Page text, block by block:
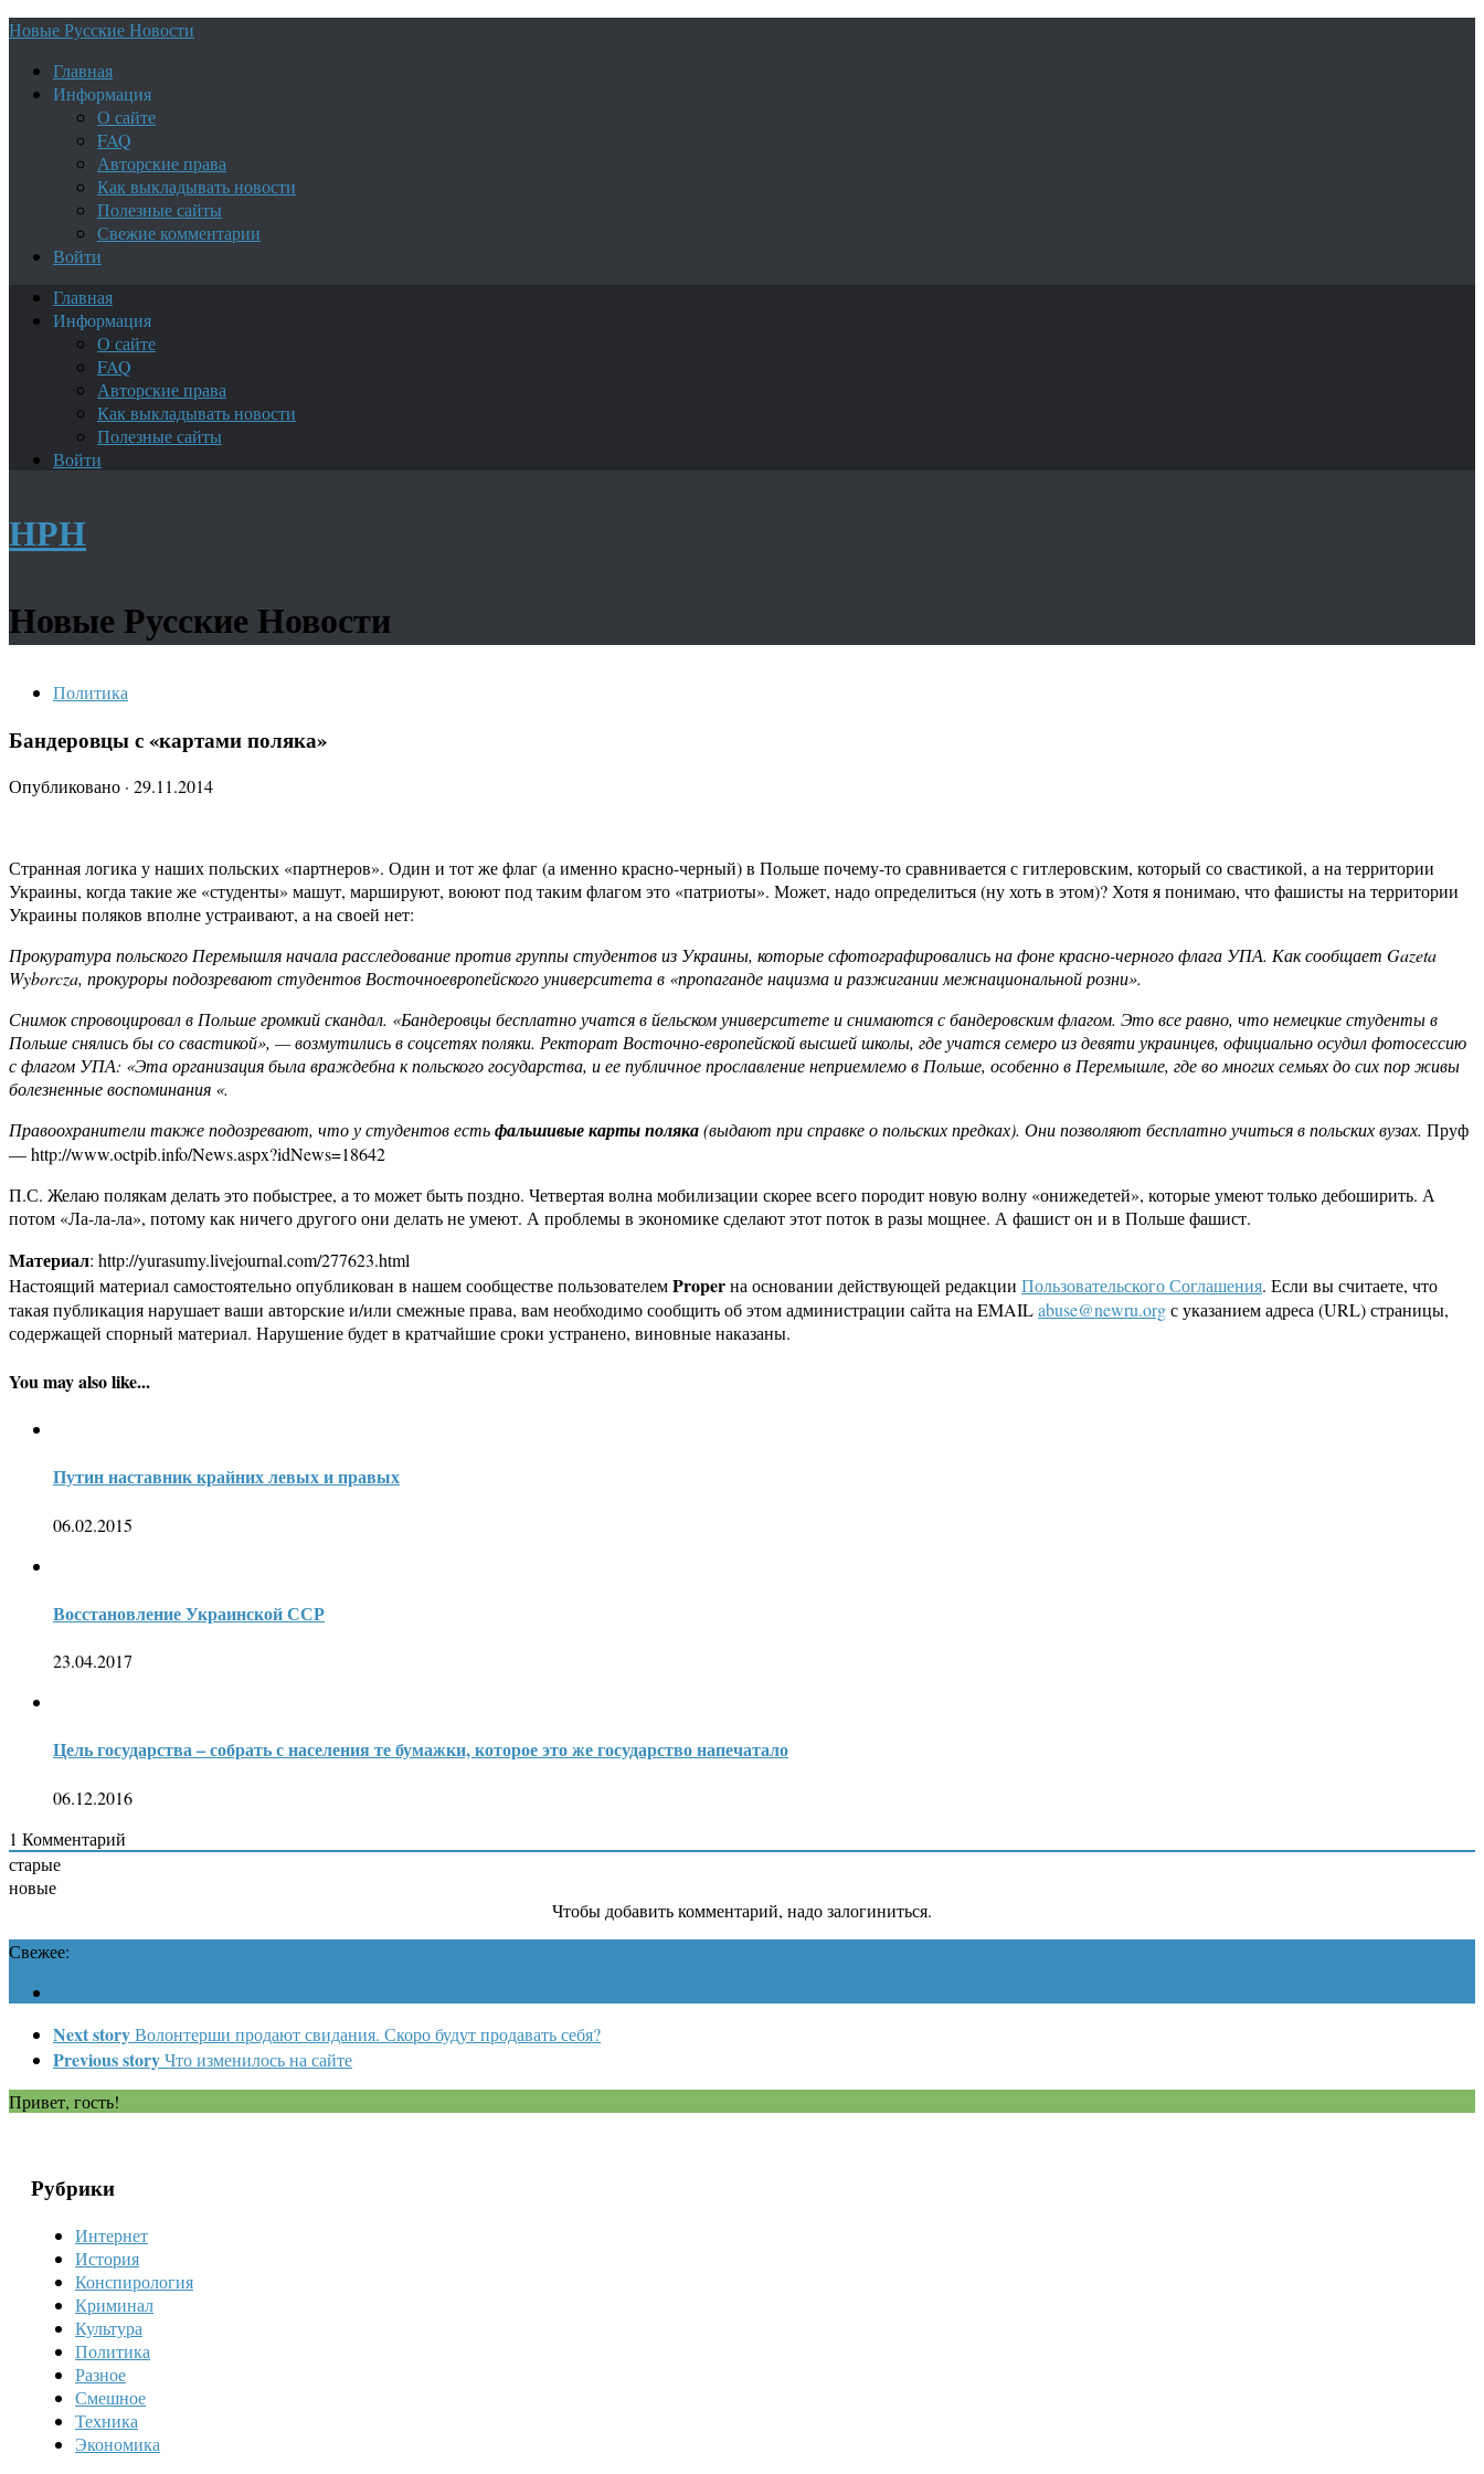
Новые Русские Новости
Главная
Информация
О сайте
FAQ
Авторские права
Как выкладывать новости
Полезные сайты
Свежие комментарии
Войти
Главная
Информация
О сайте
FAQ
Авторские права
Как выкладывать новости
Полезные сайты
Войти
НРН
Новые Русские Новости
Политика
Бандеровцы с «картами поляка»
Опубликовано · 29.11.2014
Странная логика у наших польских «партнеров». Один и тот же флаг (а именно красно-черный) в Польше почему-то сравнивается с гитлеровским, который со свастикой, а на территории
Украины, когда такие же «студенты» машут, маршируют, воюют под таким флагом это «патриоты». Может, надо определиться (ну хоть в этом)? Хотя я понимаю, что фашисты на территории
Украины поляков вполне устраивают, а на своей нет:
Прокуратура польского Перемышля начала расследование против группы студентов из Украины, которые сфотографировались на фоне красно-черного флага УПА. Как сообщает Gazeta
Wyborcza, прокуроры подозревают студентов Восточноевропейского университета в «пропаганде нацизма и разжигании межнациональной розни».
Снимок спровоцировал в Польше громкий скандал. «Бандеровцы бесплатно учатся в йельском университете и снимаются с бандеровским флагом. Это все равно, что немецкие студенты в
Польше снялись бы со свастикой», — возмутились в соцсетях поляки. Ректорат Восточно-европейской высшей школы, где учатся семеро из девяти украинцев, официально осудил фотосессию
с флагом УПА: «Эта организация была враждебна к польского государства, и ее публичное прославление неприемлемо в Польше, особенно в Перемышле, где во многих семьях до сих пор живы
болезненные воспоминания «.
Правоохранители также подозревают, что у студентов естьфальшивые карты поляка(выдают при справке о польских предках). Они позволяют бесплатно учиться в польских вузах. Пруф
— http://www.octpib.info/News.aspx?idNews=18642
П.С. Желаю полякам делать это побыстрее, а то может быть поздно. Четвертая волна мобилизации скорее всего породит новую волну «онижедетей», которые умеют только дебоширить. А
потом «Ла-ла-ла», потому как ничего другого они делать не умеют. А проблемы в экономике сделают этот поток в разы мощнее. А фашист он и в Польше фашист.
Материал: http://yurasumy.livejournal.com/277623.html
Настоящий материал самостоятельно опубликован в нашем сообществе пользователемProperна основании действующей редакции Пользовательского Соглашения. Если вы считаете, что
такая публикация нарушает ваши авторские и/или смежные права, вам необходимо сообщить об этом администрации сайта на EMAILabuse@newru.orgс указанием адреса (URL) страницы,
содержащей спорный материал. Нарушение будет в кратчайшие сроки устранено, виновные наказаны.
You may also like...
Путин наставник крайних левых и правых
06.02.2015
Восстановление Украинской ССР
23.04.2017
Цель государства – собрать с населения те бумажки, которое это же государство напечатало
06.12.2016
1 Комментарий
старые
новые
Чтобы добавить комментарий, надо залогиниться.
Свежее:
Next storyВолонтерши продают свидания. Скоро будут продавать себя?
Previous storyЧто изменилось на сайте
Привет, гость!
Рубрики
Интернет
История
Конспирология
Криминал
Культура
Политика
Разное
Смешное
Техника
Экономика